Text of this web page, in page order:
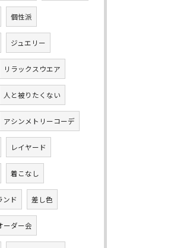
個性派
ジュエリー
リラックスウエア
人と被りたくない
アシンメトリーコーデ
レイヤード
着こなし
ンド 差し色
ーダー会